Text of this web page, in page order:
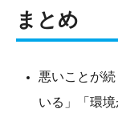
まとめ
悪いことが
いる」「環